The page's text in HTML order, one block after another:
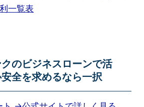
一覧表
のビジネスローンで活
全を求めるなら一択